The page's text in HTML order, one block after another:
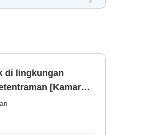
di lingkungan
[Kamar